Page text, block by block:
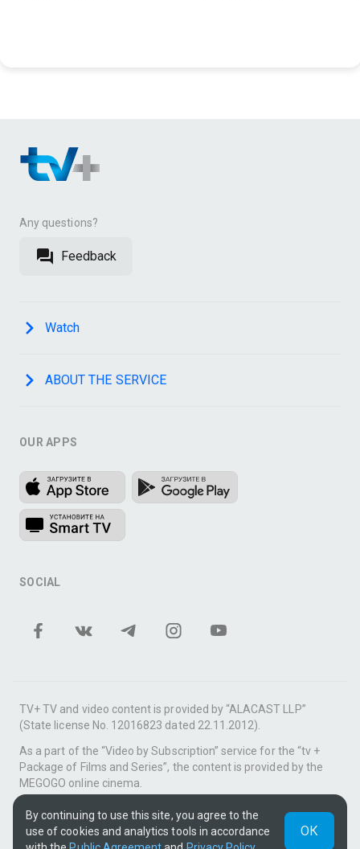
Any questions?
Feedback
Watch
ABOUT THE SERVICE
OUR APPS
SOCIAL
TV+ TV and video content is provided by “ALACAST LLP”
(State license No. 12016823 dated 22.11.2012).
As a part of the “Video by Subscription” service for the “tv +
Package of Films and Series”, the content is provided by the
MEGOGO online cinema.
Support: tvplus@telecom.kz
UUID: 7fc1dfdf-0aad-4012-b1b7-3932dc1984bc
By continuing to use this site, you agree to the
use of cookies and analytics tools in accordance
ОК